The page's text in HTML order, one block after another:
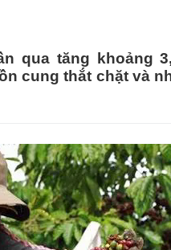
qua tăng khoảng
cung thắt chặt và